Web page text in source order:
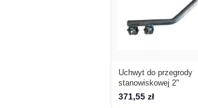
Uchwyt do przegrody
stanowiskowej 2"
371,55 zł